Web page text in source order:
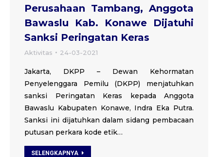
Perusahaan Tambang, Anggota
Bawaslu Kab. Konawe Dijatuhi
Sanksi Peringatan Keras
Aktivitas 24-03-2021
Jakarta, DKPP – Dewan Kehormatan
Penyelenggara Pemilu (DKPP) menjatuhkan
sanksi Peringatan Keras kepada Anggota
Bawaslu Kabupaten Konawe, Indra Eka Putra.
Sanksi ini dijatuhkan dalam sidang pembacaan
putusan perkara kode etik…
SELENGKAPNYA